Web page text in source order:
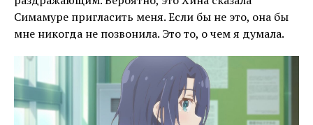
Симамуре пригласить меня. Если бы не это, она бы
мне никогда не позвонила. Это то, о чем я думала.